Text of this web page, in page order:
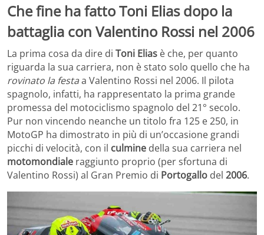
Che fine ha fatto Toni Elias dopo la
battaglia con Valentino Rossi nel 2006
La prima cosa da dire di Toni Elias è che, per quanto
riguarda la sua carriera, non è stato solo quello che ha
rovinato la festaa Valentino Rossi nel 2006. Il pilota
spagnolo, infatti, ha rappresentato la prima grande
promessa del motociclismo spagnolo del 21° secolo.
Pur non vincendo neanche un titolo fra 125 e 250, in
MotoGP ha dimostrato in più di un’occasione grandi
picchi di velocità, con il culmine della sua carriera nel
motomondiale raggiunto proprio (per sfortuna di
Valentino Rossi) al Gran Premio di Portogallo del 2006.